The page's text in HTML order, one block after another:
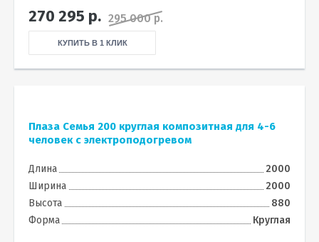
270 295 р. 295 000 р.
КУПИТЬ В 1 КЛИК
Плаза Семья 200 круглая композитная для 4-6
человек с электроподогревом
Длина
2000
Ширина
2000
Высота
880
Форма
Круглая